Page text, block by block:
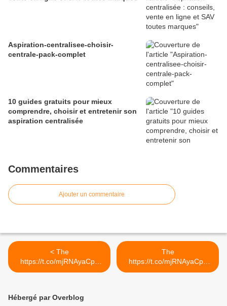
Aspiration-centralisee-choisir-
centrale-pack-complet
10 guides gratuits pour mieux
comprendre, choisir et entretenir son
aspiration centralisée
Commentaires
Ajouter un commentaire
< The
https://t.co/mjRNAyaCph
Daily est en ligne!...
The
https://t.co/mjRNAyaCph
Daily est en ligne!... >
Hébergé par Overblog